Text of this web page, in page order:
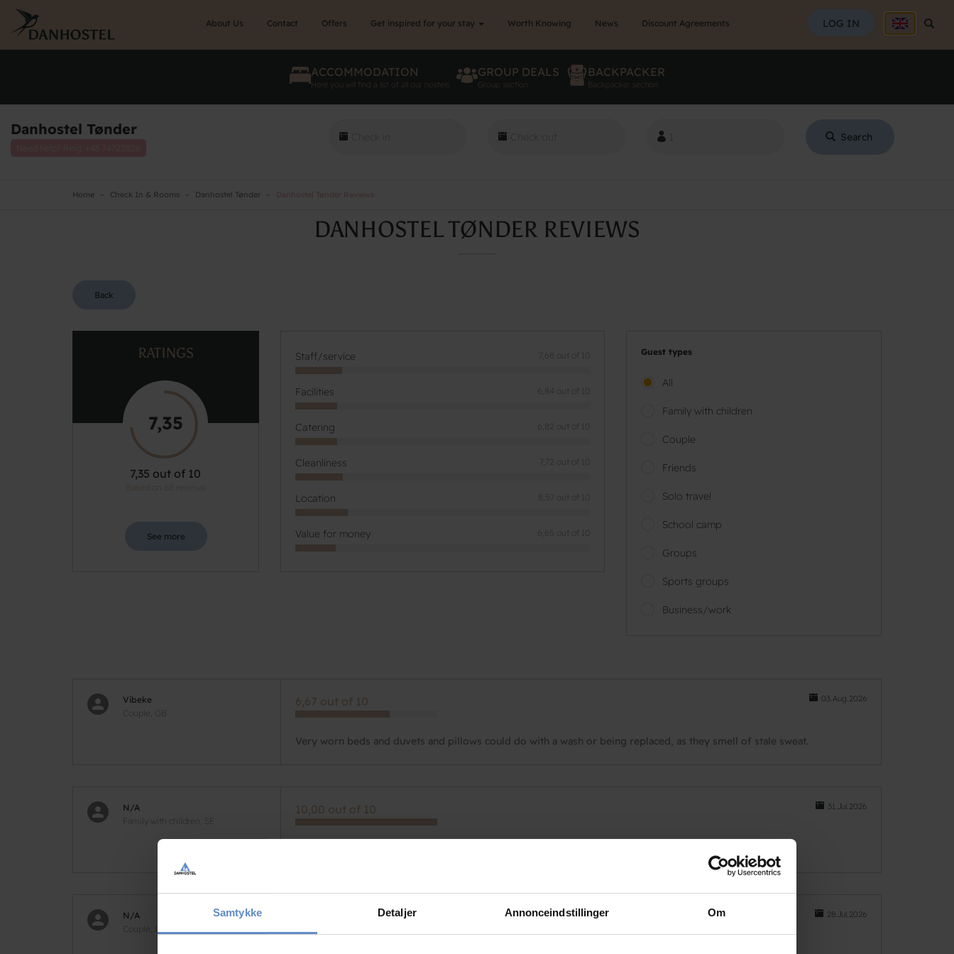
Samtykke Detaljer Annonceindstillinger Om
main
content
LOG IN
About Us Contact Offers Get inspired for your stay Worth Knowing News Discount Agreements
ACCOMMODATION
Here you will find a list of all our hostels
GROUP DEALS
Group section
BACKPACKER
Backpacker section
Danhostel Tønder Search
Home Check In & Rooms Danhostel Tønder
DANHOSTEL TØNDER REVIEWS
Back
RATINGS
7,35
7,35 out of 10
See more
Staff/service 7,68 out of 10
Facilities 6,84 out of 10
Catering 6,82 out of 10
Cleanliness 7,72 out of 10
Location 8,57 out of 10
Value for money 6,65 out of 10
Guest types
All
Family with children
Couple
Friends
Solo travel
School camp
Groups
Sports groups
Business/work
Vibeke
Couple, GB
03.Aug.2026
6,67 out of 10
Very worn beds and duvets and pillows could do with a wash or being replaced, as they smell of stale sweat.
N/A
Family with children, SE
31.Jul.2026
10,00 out of 10
N/A
Couple, DK
28.Jul.2026